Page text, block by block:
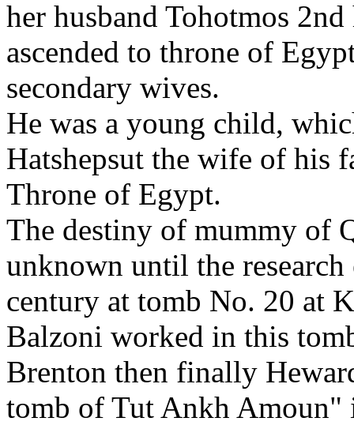
her husband Tohotmos
ascended to throne of
secondary wives.
He was a young child,
Hatshepsut the wife of his
Throne of Egypt.
The destiny of mummy of
unknown until the
century at tomb No. 20 at
Balzoni worked in this
Brenton then finally
tomb of Tut Ankh Amoun"